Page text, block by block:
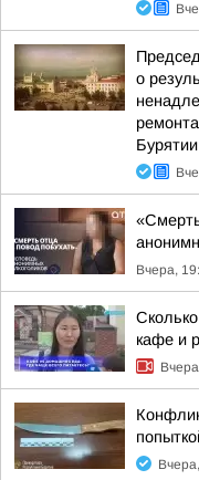
о
Бурятии
Вчера,
кафе и